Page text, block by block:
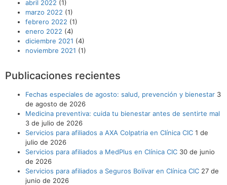
abril 2022 (1)
marzo 2022 (1)
febrero 2022 (1)
enero 2022 (4)
diciembre 2021 (4)
noviembre 2021 (1)
Publicaciones recientes
Fechas especiales de agosto: salud, prevención y bienestar 3
de agosto de 2026
Medicina preventiva: cuida tu bienestar antes de sentirte mal
3 de julio de 2026
Servicios para afiliados a AXA Colpatria en Clínica CIC 1 de
julio de 2026
Servicios para afiliados a MedPlus en Clínica CIC 30 de junio
de 2026
Servicios para afiliados a Seguros Bolívar en Clínica CIC 27 de
junio de 2026